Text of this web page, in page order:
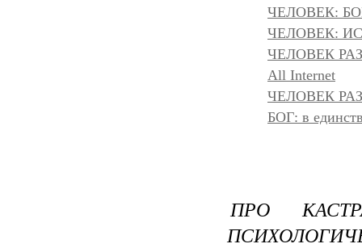
ЧЕЛОВЕК:
ЧЕЛОВЕК:
ЧЕЛОВЕК
All Internet
ЧЕЛОВЕК
БОГ: в
ПРО